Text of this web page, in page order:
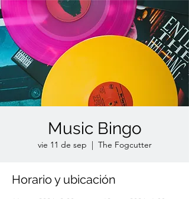
Music Bingo
vie 11 de sep
  |
The Fogcutter
Horario y ubicación